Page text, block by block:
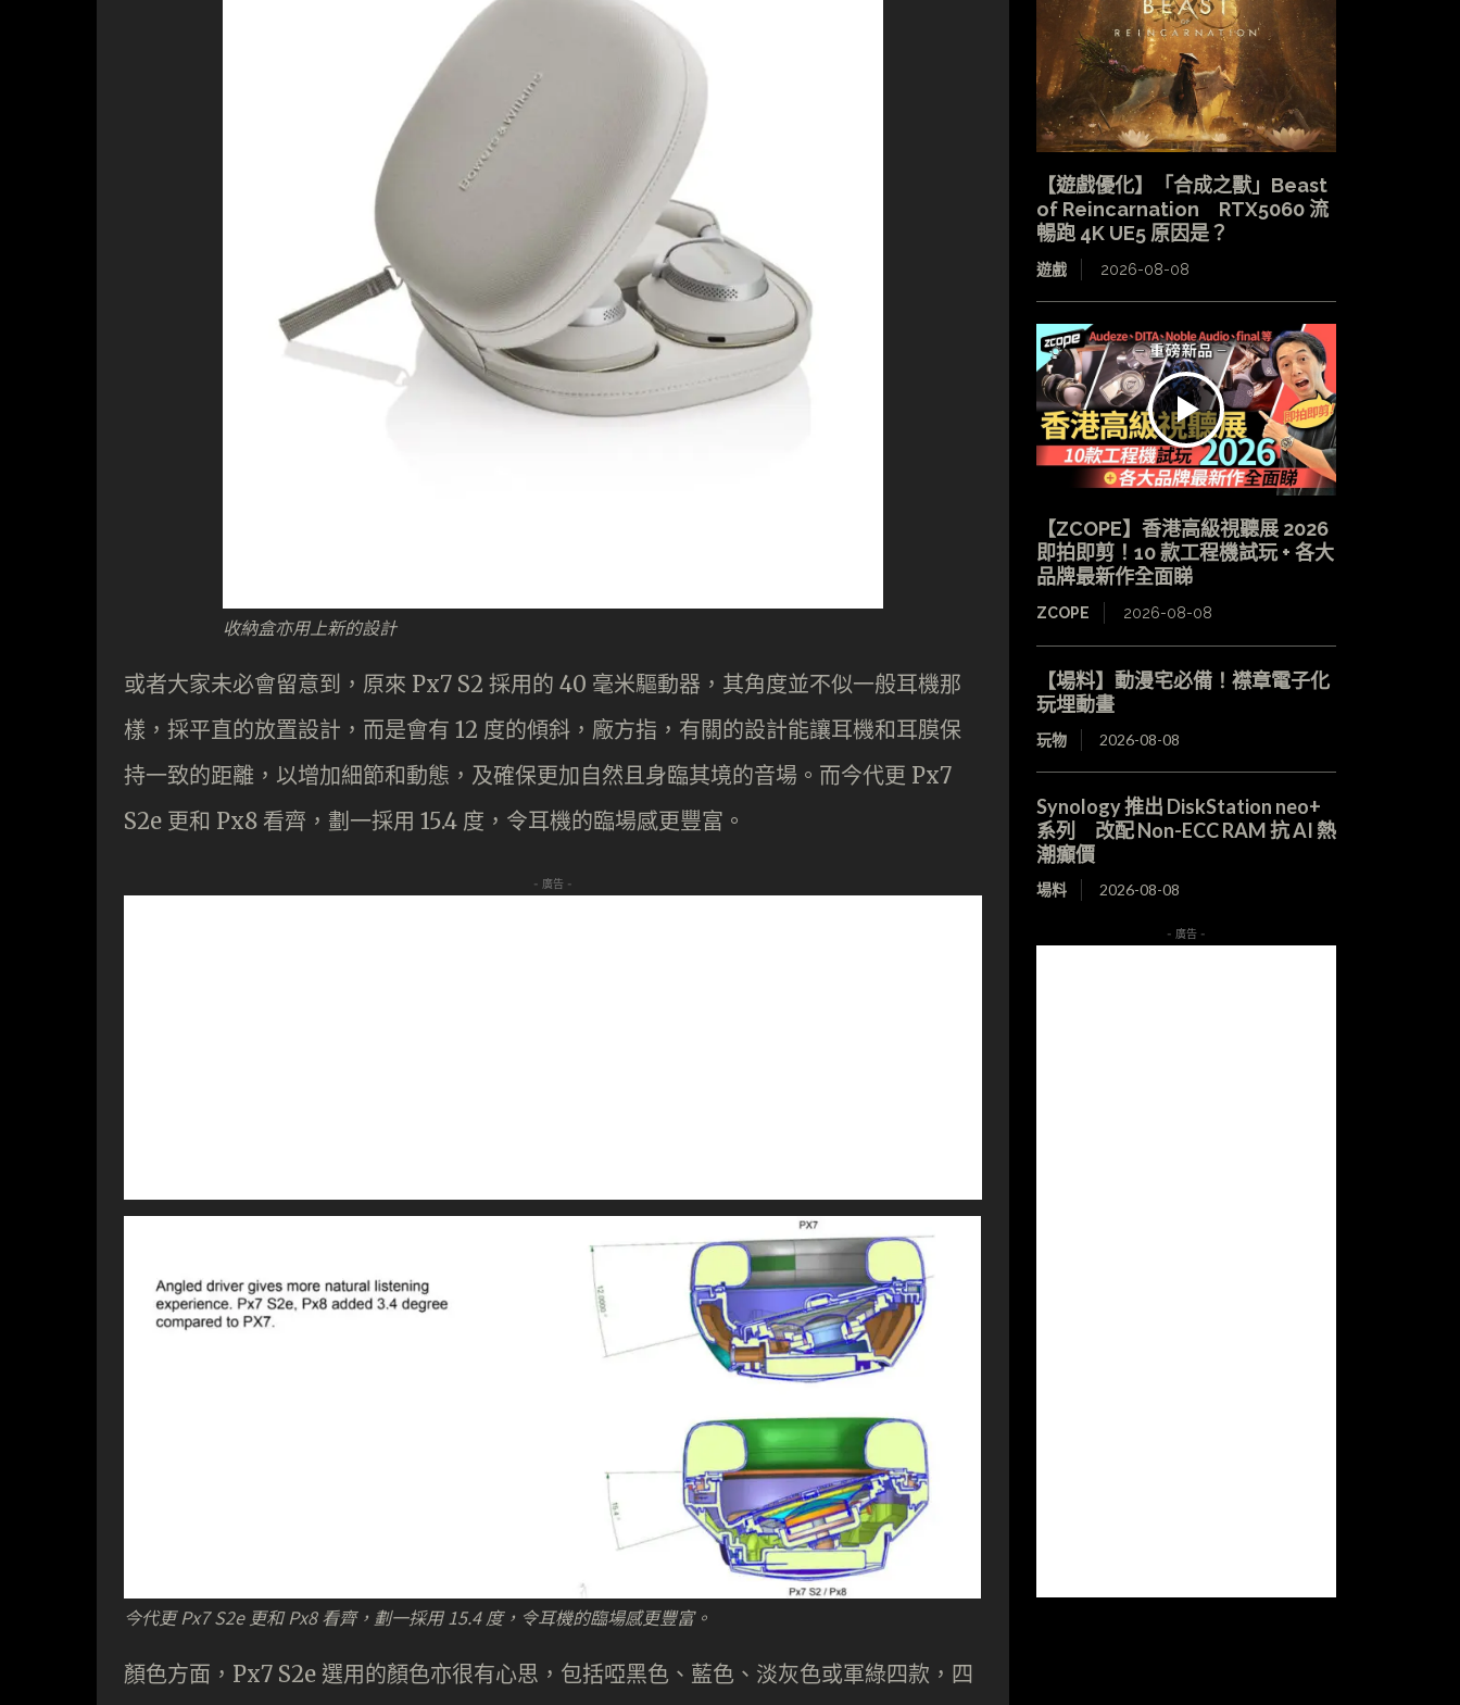
收納盒亦用上新的設計
或者大家未必會留意到，原來 Px7 S2 採用的 40 毫米驅動器，其角度並不似一般耳機那
樣，採平直的放置設計，而是會有 12 度的傾斜，廠方指，有關的設計能讓耳機和耳膜保
持一致的距離，以增加細節和動態，及確保更加自然且身臨其境的音場。而今代更 Px7
S2e 更和 Px8 看齊，劃一採用 15.4 度，令耳機的臨場感更豐富。
- 廣告 -
今代更 Px7 S2e 更和 Px8 看齊，劃一採用 15.4 度，令耳機的臨場感更豐富。
顏色方面，Px7 S2e 選用的顏色亦很有心思，包括啞黑色、藍色、淡灰色或軍綠四款，四
【遊戲優化】「合成之獸」Beast
of Reincarnation RTX5060 流
暢跑 4K UE5 原因是？
遊戲 2026-08-08
【ZCOPE】香港高級視聽展 2026
即拍即剪！10 款工程機試玩 + 各大
品牌最新作全面睇
ZCOPE 2026-08-08
【場料】動漫宅必備！襟章電子化
玩埋動畫
玩物 2026-08-08
Synology 推出 DiskStation neo+
系列 改配 Non-ECC RAM 抗 AI 熱
潮癲價
場料 2026-08-08
- 廣告 -